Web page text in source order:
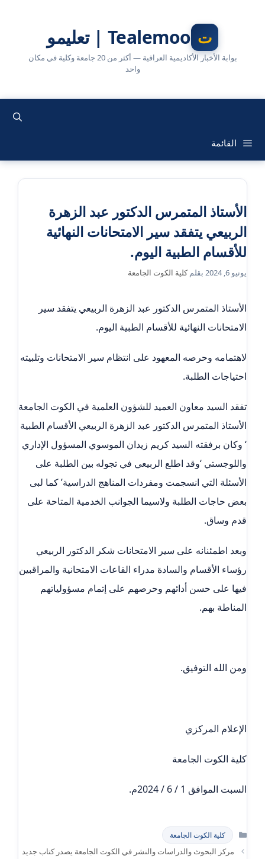
Tealemoo | تعليمو
بوابة الأخبار الأكاديمية العراقية — أكثر من 20 جامعة وكلية في مكان
واحد
القائمة
الأستاذ المتمرس الدكتور عبد الزهرة
الربيعي يتفقد سير الامتحانات النهائية
للأقسام الطبية اليوم.
يونيو 6, 2024 بقلمكلية الكوت الجامعة
الأستاذ المتمرس الدكتور عبد الزهرة الربيعي يتفقد سير
الامتحانات النهائية للأقسام الطبية اليوم.
لاهتمامه وحرصه المعهود على انتظام سير الامتحانات وتلبيته
احتياجات الطلبة.
تفقد السيد معاون العميد للشؤون العلمية في الكوت الجامعة
الأستاذ المتمرس الدكتور عبد الزهرة الربيعي الأقسام الطبية
‘ وكان برفقته السيد كريم زيدان الموسوي المسؤول الإداري
واللوجستي ‘وقد اطلع الربيعي في تجوله بين الطلبة على
الأسئلة التي انسجمت ومفردات المناهج الدراسية’ كما لبى
بعض حاجات الطلبة ولاسيما الجوانب الخدمية المتاحة على
قدم وساق.
وبعد اطمئنانه على سير الامتحانات شكر الدكتور الربيعي
رؤساء الأقسام والسادة مدراء القاعات الامتحانية والمراقبين
فيها على حسن أدائهم وحرصهم على إتمام مسؤولياتهم
المناطة بهم.
ومن الله التوفيق.
الإعلام المركزي
كلية الكوت الجامعة
السبت الموافق 1 / 6 / 2024م.
التصنيفات
كلية الكوت الجامعة
مركز البحوث والدراسات والنشر في الكوت الجامعة يصدر كتاب جديد